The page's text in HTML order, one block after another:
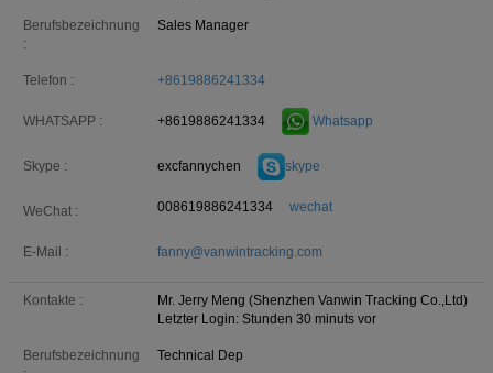
Berufsbezeichnung
:
Sales Manager
Telefon : +8619886241334
WHATSAPP : +8619886241334 Whatsapp
Skype : excfannychen skype
WeChat : 008619886241334 wechat
E-Mail : fanny@vanwintracking.com
Kontakte :
Mr. Jerry Meng (Shenzhen Vanwin Tracking Co.,Ltd)
Letzter Login: Stunden 30 minuts vor
Berufsbezeichnung
Technical Dep